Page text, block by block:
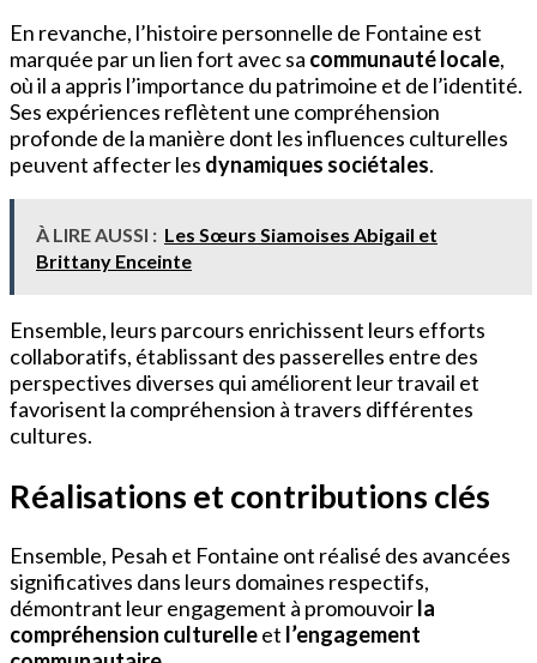
En revanche, l’histoire personnelle de Fontaine est
marquée par un lien fort avec sa communauté locale,
où il a appris l’importance du patrimoine et de l’identité.
Ses expériences reflètent une compréhension
profonde de la manière dont les influences culturelles
peuvent affecter les dynamiques sociétales.
À LIRE AUSSI : Les Sœurs Siamoises Abigail et
Brittany Enceinte
Ensemble, leurs parcours enrichissent leurs efforts
collaboratifs, établissant des passerelles entre des
perspectives diverses qui améliorent leur travail et
favorisent la compréhension à travers différentes
cultures.
Réalisations et contributions clés
Ensemble, Pesah et Fontaine ont réalisé des avancées
significatives dans leurs domaines respectifs,
démontrant leur engagement à promouvoirla
compréhension culturelleet l’engagement